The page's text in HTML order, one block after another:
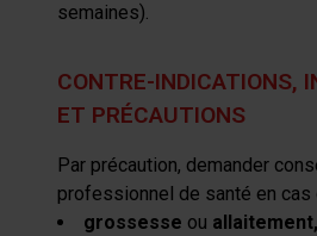
semaines).
CONTRE-INDICATIONS,
ET PRÉCAUTIONS
Par précaution, demander
professionnel de santé en cas
grossesse ou allaitement,